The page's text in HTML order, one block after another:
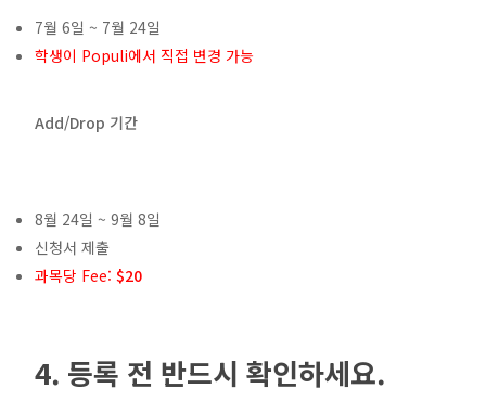
7월 6일 ~ 7월 24일
학생이 Populi에서 직접 변경 가능
Add/Drop 기간
8월 24일 ~ 9월 8일
신청서 제출
과목당 Fee: $20
4. 등록 전 반드시 확인하세요.